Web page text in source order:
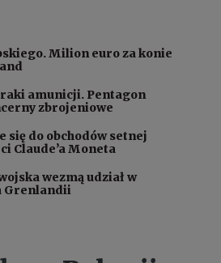
Milion euro za konie
amunicji. Pentagon
zbrojeniowe
się do obchodów setnej
Claude’a Moneta
wezmą udział w
Grenlandii